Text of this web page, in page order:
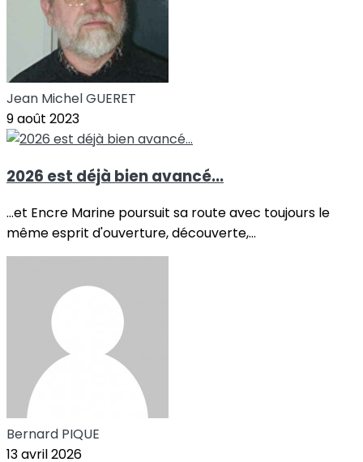
Jean Michel GUERET
9 août 2023
2026 est déjà bien avancé...
...et Encre Marine poursuit sa route avec toujours le
même esprit d'ouverture, découverte,...
Bernard PIQUE
13 avril 2026